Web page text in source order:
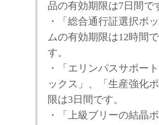
品の有効期限は7日間で
・「総合通行証選択ボ
ムの有効期限は12時間
す。
・「エリンパスサポー
ックス」、「生産強化
限は3日間です。
・「上級ブリーの結晶